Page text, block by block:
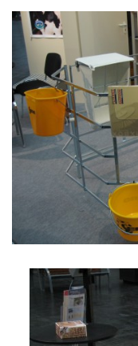
CHOV PRASAT
CHOV NUTRIÍ
EKOLOGICKÉ
PŘEDNÁŠKY
ZPRACOVÁNÍ MLÉKA
PASTVA ZVÍŘAT -
POVINNOSTI